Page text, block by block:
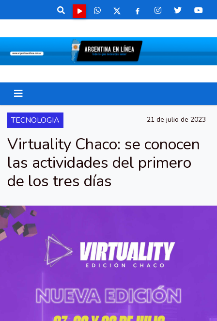
TECNOLOGIA 21 de julio de 2023
Virtuality Chaco: se conocen
las actividades del primero
de los tres días